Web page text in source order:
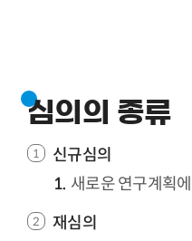
심의의 종류
신규심의
새로운 연구계획
재심의